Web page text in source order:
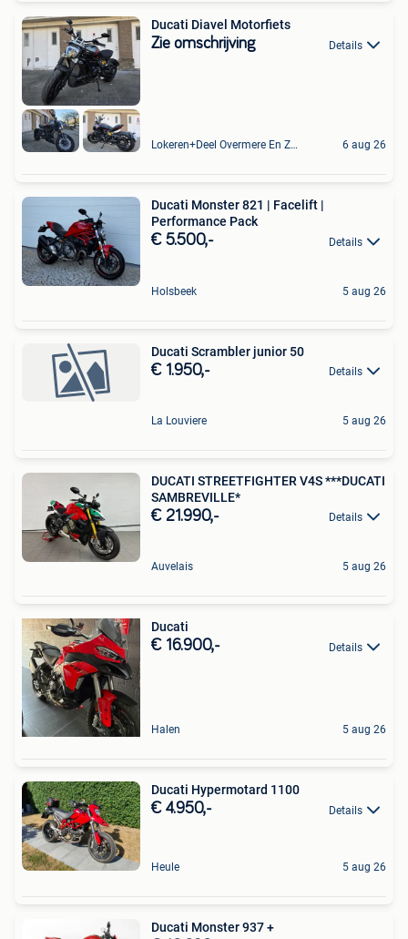
Ducati Diavel Motorfiets
Zie omschrijving Details
Lokeren+Deel Overmere En Zele 6 aug 26
Ducati Monster 821 | Facelift |
Performance Pack
€ 5.500,- Details
Holsbeek 5 aug 26
Ducati Scrambler junior 50
€ 1.950,- Details
La Louviere 5 aug 26
DUCATI STREETFIGHTER V4S ***DUCATI
SAMBREVILLE*
€ 21.990,- Details
Auvelais 5 aug 26
Ducati
€ 16.900,- Details
Halen 5 aug 26
Ducati Hypermotard 1100
€ 4.950,- Details
Heule 5 aug 26
Ducati Monster 937 +